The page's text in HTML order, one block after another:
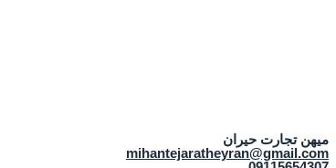
میهن تجارت حیران
mihantejaratheyran@gmail.com